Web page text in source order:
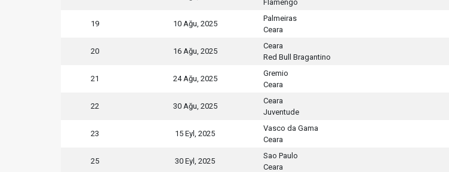
Flamengo
19 10 Ağu, 2025
Palmeiras
Ceara
20 16 Ağu, 2025
Ceara
Red Bull Bragantino
21 24 Ağu, 2025
Gremio
Ceara
22 30 Ağu, 2025
Ceara
Juventude
23 15 Eyl, 2025
Vasco da Gama
Ceara
25 30 Eyl, 2025
Sao Paulo
Ceara